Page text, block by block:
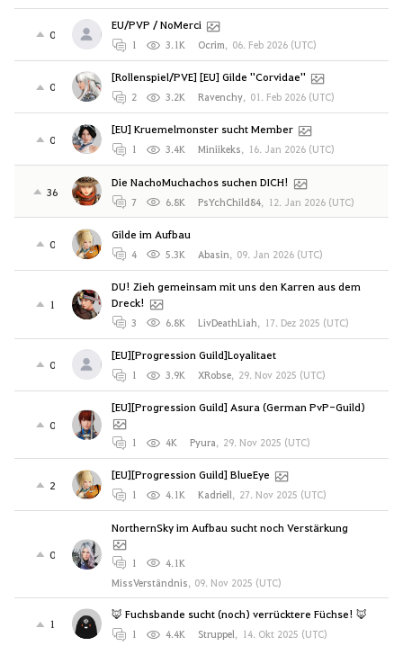
0
EU/PVP / NoMerci
1 3.1K Ocrim, 06. Feb 2026 (UTC)
0
[Rollenspiel/PVE] [EU] Gilde ''Corvidae''
2 3.2K Ravenchy, 01. Feb 2026 (UTC)
0
[EU] Kruemelmonster sucht Member
1 3.4K Miniikeks, 16. Jan 2026 (UTC)
36
Die NachoMuchachos suchen DICH!
7 6.8K PsYchChild84, 12. Jan 2026 (UTC)
0
Gilde im Aufbau
4 5.3K Abasin, 09. Jan 2026 (UTC)
1
DU! Zieh gemeinsam mit uns den Karren aus dem
Dreck!
3 6.8K LivDeathLiah, 17. Dez 2025 (UTC)
0
[EU][Progression Guild]Loyalitaet
1 3.9K XRobse, 29. Nov 2025 (UTC)
0
[EU][Progression Guild] Asura (German PvP-Guild)
1 4K Pyura, 29. Nov 2025 (UTC)
2
[EU][Progression Guild] BlueEye
1 4.1K Kadriell, 27. Nov 2025 (UTC)
0
NorthernSky im Aufbau sucht noch Verstärkung
1
4.1K
MissVerständnis, 09. Nov 2025 (UTC)
1
🦊 Fuchsbande sucht (noch) verrücktere Füchse! 🦊
1 4.4K Struppel, 14. Okt 2025 (UTC)